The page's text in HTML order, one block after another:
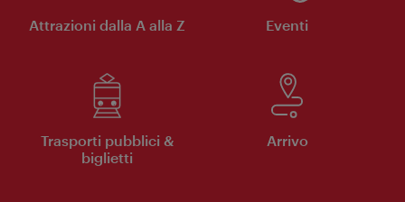
Attrazioni dalla A alla Z Eventi
Trasporti pubblici &
biglietti
Arrivo